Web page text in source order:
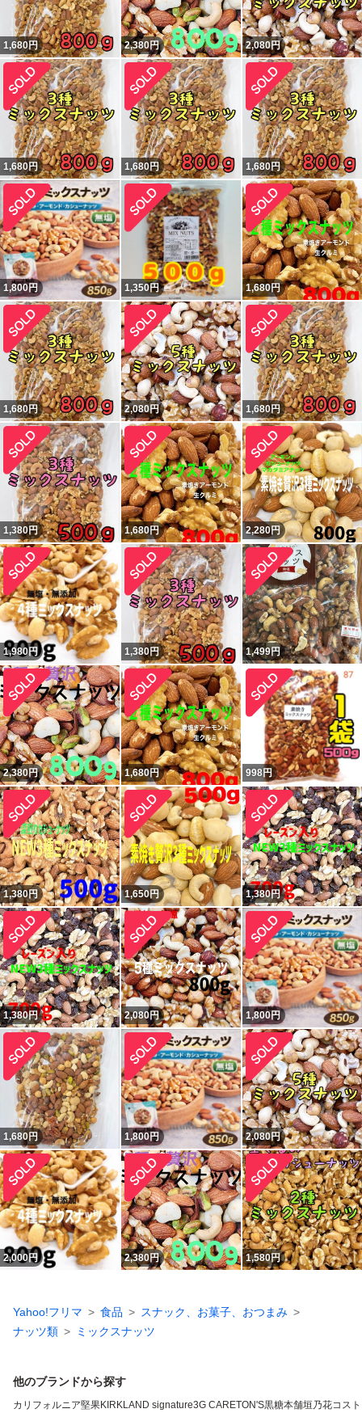
1,680円 2,380円 2,080円
1,680円 1,680円 1,680円
1,800円 1,350円 1,680円
1,680円 2,080円 1,680円
1,380円 1,680円 2,280円
1,980円 1,380円 1,499円
2,380円 1,680円 998円
1,380円 1,650円 1,380円
1,380円 2,080円 1,800円
1,680円 1,800円 2,080円
2,000円 2,380円 1,580円
Yahoo!フリマ 食品
スナック、お菓子、おつまみ
ナッツ類
ミックスナッツ
他のブランドから探す
カリフォルニア堅果KIRKLAND signature3G CARETON'S黒糖本舗垣乃花コス